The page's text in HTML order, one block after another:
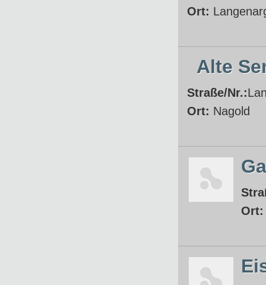
Ort:
Alte
Straße/Nr.:
Ort: Nagold